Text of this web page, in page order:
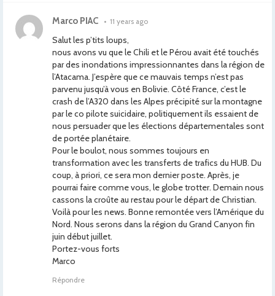
Marco PIAC • 11 years ago
Salut les p’tits loups,
nous avons vu que le Chili et le Pérou avait été touchés
par des inondations impressionnantes dans la région de
l’Atacama. J’espère que ce mauvais temps n’est pas
parvenu jusqu’à vous en Bolivie. Côté France, c’est le
crash de l’A320 dans les Alpes précipité sur la montagne
par le co pilote suicidaire, politiquement ils essaient de
nous persuader que les élections départementales sont
de portée planétaire.
Pour le boulot, nous sommes toujours en
transformation avec les transferts de trafics du HUB. Du
coup, à priori, ce sera mon dernier poste. Après, je
pourrai faire comme vous, le globe trotter. Demain nous
cassons la croûte au restau pour le départ de Christian.
Voilà pour les news. Bonne remontée vers l’Amérique du
Nord. Nous serons dans la région du Grand Canyon fin
juin début juillet.
Portez-vous forts
Marco
Répondre